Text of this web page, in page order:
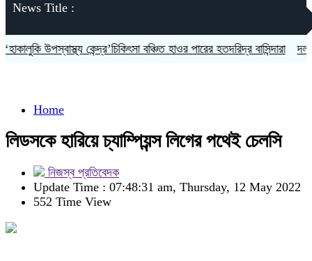
News Title :
উপস্বাস্থ্য কেন্দ্র’চিকিৎসা বঞ্চিত হাওর পারের হতদরিদ্র বাসিন্দারা দলকে
Home
লিডসকে হারিয়ে চ্যাম্পিয়ন্স লিগের পথেই চেলসি
নিজস্ব প্রতিবেদক
Update Time : 07:48:31 am, Thursday, 12 May 2022
552 Time View